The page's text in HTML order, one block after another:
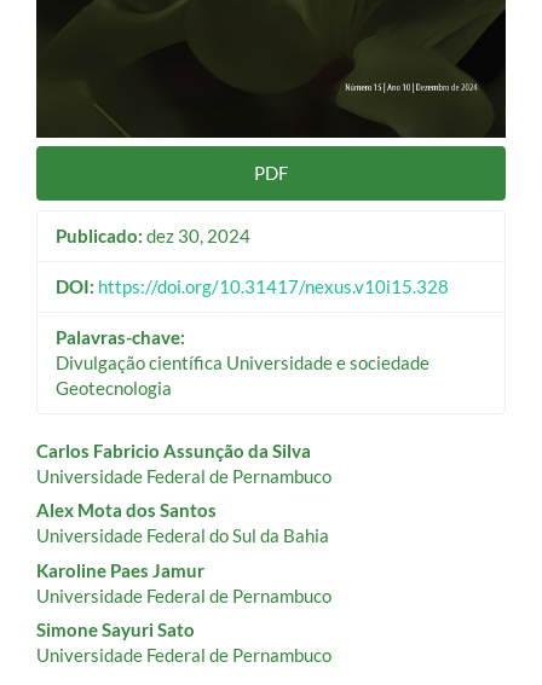
PDF
Publicado: dez 30, 2024
DOI: https://doi.org/10.31417/nexus.v10i15.328
Palavras-chave:
Divulgação científica Universidade e sociedade
Geotecnologia
Conteúdo
do
artigo
principal
Carlos Fabricio Assunção da Silva
Universidade Federal de Pernambuco
Alex Mota dos Santos
Universidade Federal do Sul da Bahia
Karoline Paes Jamur
Universidade Federal de Pernambuco
Simone Sayuri Sato
Universidade Federal de Pernambuco